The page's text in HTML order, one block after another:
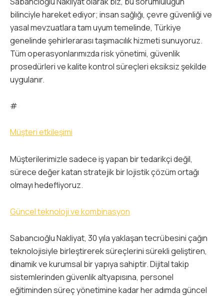
bilinciyle hareket ediyor; insan sağlığı, çevre güvenliği ve
yasal mevzuatlara tam uyum temelinde, Türkiye
genelinde şehirlerarası taşımacılık hizmeti sunuyoruz.
Tüm operasyonlarımızda risk yönetimi, güvenlik
prosedürleri ve kalite kontrol süreçleri eksiksiz şekilde
uygulanır.
#
Müşteri etkileşimi
Müşterilerimizle sadece iş yapan bir tedarikçi değil,
sürece değer katan stratejik bir lojistik çözüm ortağı
olmayı hedefliyoruz.
Güncel teknoloji ve kombinasyon
Sabancıoğlu Nakliyat, 30 yıla yaklaşan tecrübesini çağın
teknolojisiyle birleştirerek süreçlerini sürekli geliştiren,
dinamik ve kurumsal bir yapıya sahiptir. Dijital takip
sistemlerinden güvenlik altyapısına, personel
eğitiminden süreç yönetimine kadar her adımda güncel